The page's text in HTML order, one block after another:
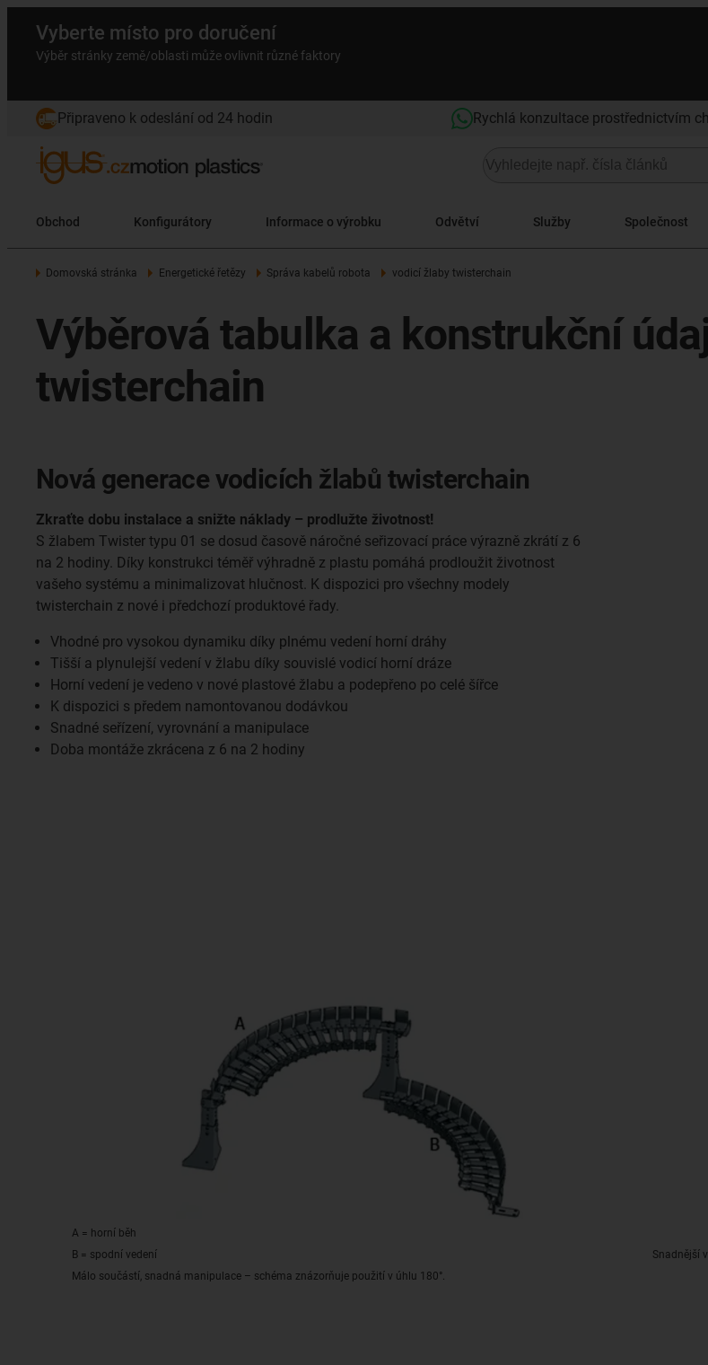
Vyberte místo pro doručení
Výběr stránky země/oblasti může ovlivnit různé faktory
Připraveno k odeslání od 24 hodin Rychlá konzultace prostřednictvím
Obchod Konfigurátory Informace o výrobku Odvětví Služby Společnost
Domovská stránka Energetické řetězy Správa kabelů robota vodicí žlaby twisterchain
Výběrová tabulka a konstrukční
twisterchain
Nová generace vodicích žlabů twisterchain
Zkraťte dobu instalace a snižte náklady – prodlužte životnost!
S žlabem Twister typu 01 se dosud časově náročné seřizovací práce výrazně zkrátí z 6
na 2 hodiny. Díky konstrukci téměř výhradně z plastu pomáhá prodloužit životnost
vašeho systému a minimalizovat hlučnost. K dispozici pro všechny modely
twisterchain z nové i předchozí produktové řady.
Vhodné pro vysokou dynamiku díky plnému vedení horní dráhy
Tišší a plynulejší vedení v žlabu díky souvislé vodicí horní dráze
Horní vedení je vedeno v nové plastové žlabu a podepřeno po celé šířce
K dispozici s předem namontovanou dodávkou
Snadné seřízení, vyrovnání a manipulace
Doba montáže zkrácena z 6 na 2 hodiny
A = horní běh
B = spodní vedení
Málo součástí, snadná manipulace – schéma znázorňuje použití v úhlu 180°.
Snadnější